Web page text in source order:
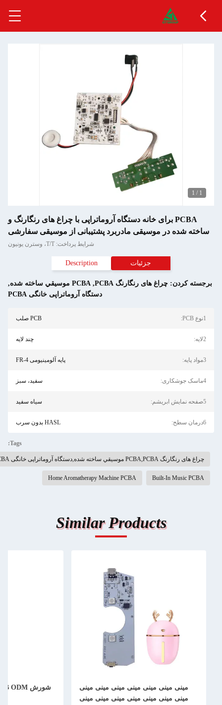
PCBA برای خانه دستگاه آروماتراپی با چراغ های رنگارنگ و
ساخته شده در موسیقی مادربرد پشتیبانی از موسیقی سفارشی
شرایط پرداخت: T/T، وسترن یونیون
جزئیات Description
کردن: چراغ های رنگارنگ PCBA ,PCBA موسيقي ساخته شده
,
دستگاه آروماتراپی خانگی PCBA
چند لایه
پایه آلومینیومی FR-4
سفید، سبز
سیاه سفید
HASL بدون سرب
چراغ های رنگارنگ PCBA,PCBA موسيقي ساخته شده,دستگاه آروماتراپی خانگی PCBA
Built-In Music PCBA
Home Aromatherapy Machine PCBA
Similar Products
مینی مینی مینی مینی مینی مینی مینی
مینی مینی مینی مینی مینی مینی مینی